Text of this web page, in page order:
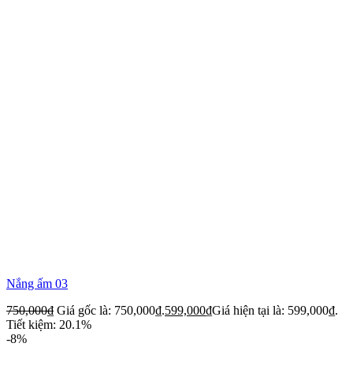
Nắng ấm 03
750,000₫ Giá gốc là: 750,000₫.599,000₫Giá hiện tại là: 599,000₫.
Tiết kiệm: 20.1%
-8%